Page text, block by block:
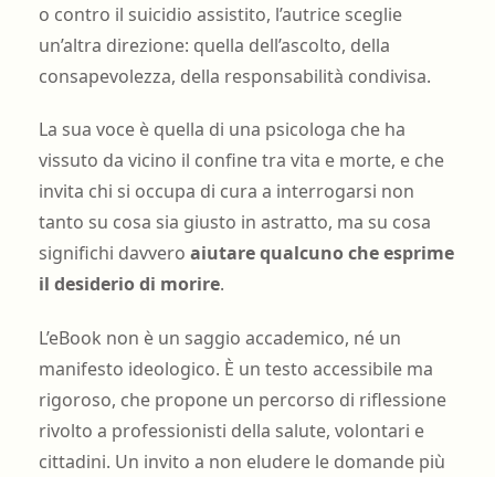
o contro il suicidio assistito, l’autrice sceglie
un’altra direzione: quella dell’ascolto, della
consapevolezza, della responsabilità condivisa.
La sua voce è quella di una psicologa che ha
vissuto da vicino il confine tra vita e morte, e che
invita chi si occupa di cura a interrogarsi non
tanto su cosa sia giusto in astratto, ma su cosa
significhi davvero aiutare qualcuno che esprime
il desiderio di morire.
L’eBook non è un saggio accademico, né un
manifesto ideologico. È un testo accessibile ma
rigoroso, che propone un percorso di riflessione
rivolto a professionisti della salute, volontari e
cittadini. Un invito a non eludere le domande più